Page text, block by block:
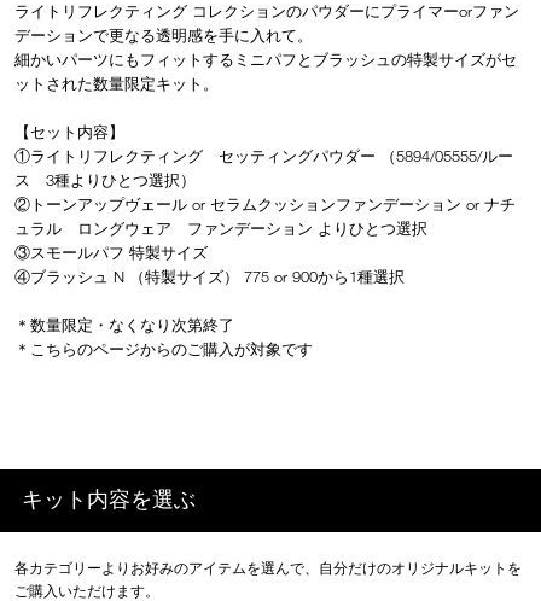
this
form
to
search
the
keyword
you
have
entered.
ライトリフレクティング コレクションのパウダーにプライマーorファン
デーションで更なる透明感を手に入れて。
細かいパーツにもフィットするミニパフとブラッシュの特製サイズがセ
ットされた数量限定キット。
【セット内容】
①ライトリフレクティング セッティングパウダー （5894/05555/ルー
ス 3種よりひとつ選択）
②トーンアップヴェール or セラムクッションファンデーション or ナチ
ュラル ロングウェア ファンデーション よりひとつ選択
③スモールパフ 特製サイズ
④ブラッシュ N （特製サイズ） 775 or 900から1種選択
＊数量限定・なくなり次第終了
＊こちらのページからのご購入が対象です
キット内容を選ぶ
各カテゴリーよりお好みのアイテムを選んで、自分だけのオリジナルキットを
ご購入いただけます。